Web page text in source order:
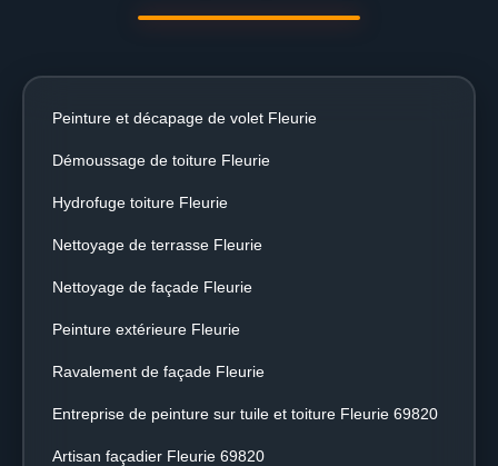
Peinture et décapage de volet Fleurie
Démoussage de toiture Fleurie
Hydrofuge toiture Fleurie
Nettoyage de terrasse Fleurie
Nettoyage de façade Fleurie
Peinture extérieure Fleurie
Ravalement de façade Fleurie
Entreprise de peinture sur tuile et toiture Fleurie 69820
Artisan façadier Fleurie 69820